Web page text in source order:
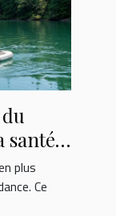
santé
plus
Ce